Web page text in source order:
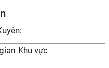
Khu vực